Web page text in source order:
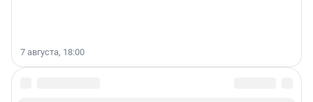
7 августа, 18:00